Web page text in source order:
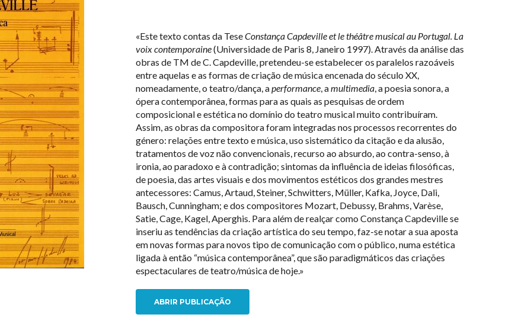
«Este texto contas da TeseConstança Capdeville et le théâtre musical au Portugal. La
voix contemporaine(Universidade de Paris 8, Janeiro 1997). Através da análise das
obras de TM de C. Capdeville, pretendeu-se estabelecer os paralelos razoáveis
entre aquelas e as formas de criação de música encenada do século XX,
nomeadamente, o teatro/dança, aperformance, amultimedia, a poesia sonora, a
ópera contemporânea, formas para as quais as pesquisas de ordem
composicional e estética no domínio do teatro musical muito contribuíram.
Assim, as obras da compositora foram integradas nos processos recorrentes do
género: relações entre texto e música, uso sistemático da citação e da alusão,
tratamentos de voz não convencionais, recurso ao absurdo, ao contra-senso, à
ironia, ao paradoxo e à contradição; sintomas da influência de ideias filosóficas,
de poesia, das artes visuais e dos movimentos estéticos dos grandes mestres
antecessores: Camus, Artaud, Steiner, Schwitters, Müller, Kafka, Joyce, Dali,
Bausch, Cunningham; e dos compositores Mozart, Debussy, Brahms, Varèse,
Satie, Cage, Kagel, Aperghis. Para além de realçar como Constança Capdeville se
inseriu as tendências da criação artística do seu tempo, faz-se notar a sua aposta
em novas formas para novos tipo de comunicação com o público, numa estética
ligada à então “música contemporânea”, que são paradigmáticos das criações
espectaculares de teatro/música de hoje.»
ABRIR PUBLICAÇÃO